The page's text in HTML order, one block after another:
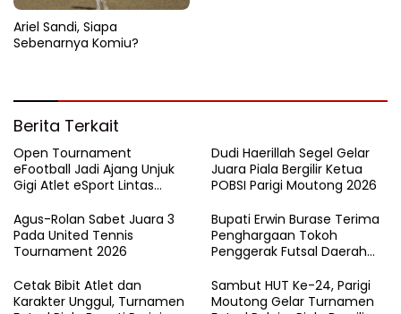
Ariel Sandi, Siapa
Sebenarnya Komiu?
Berita Terkait
Open Tournament
eFootball Jadi Ajang Unjuk
Gigi Atlet eSport Lintas
Dudi Haerillah Segel Gelar
Juara Piala Bergilir Ketua
POBSI Parigi Moutong 2026
Agus-Rolan Sabet Juara 3
Pada United Tennis
Tournament 2026
Bupati Erwin Burase Terima
Penghargaan Tokoh
Penggerak Futsal Daerah
Pelajar
Cetak Bibit Atlet dan
Karakter Unggul, Turnamen
Sambut HUT Ke-24, Parigi
Moutong Gelar Turnamen